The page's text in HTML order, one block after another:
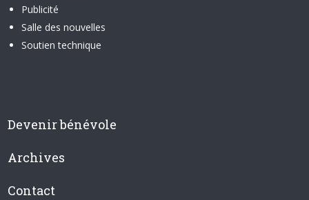
Publicité
Salle des nouvelles
Soutien technique
Devenir bénévole
Archives
Contact